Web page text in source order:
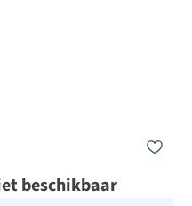
beschikbaar